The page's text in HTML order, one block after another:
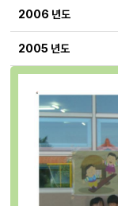
2006 년도
2005 년도